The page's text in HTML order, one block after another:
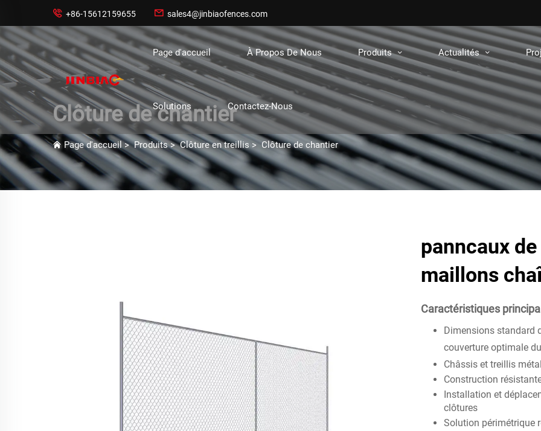
 +86-15612159655  sales4@jinbiaofences.com
Page d'accueil À Propos De Nous Produits Actualités
Solutions Contactez-Nous
Clôture de chantier
Page d'accueil>Produits>Clôture en treillis > Clôture de chantier
panncaux
maillons
Caractéristiques
Dimensions standard
couverture optimale
Châssis et treillis
Construction
Installation et
clôtures
Solution périmétrique